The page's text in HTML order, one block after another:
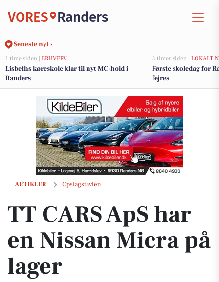
VORES Randers
Seneste nyt ›
1 time siden | ERHVERV
Lisbeths køreskole klar til nyt MC-hold i
Randers
3 timer siden | LOKALT
Første skoledag for
fejres
ARTIKLER Opslagstavlen
TT CARS ApS har en Nissan Micra på lager
TT CARS ApS har
en Nissan Micra på
lager